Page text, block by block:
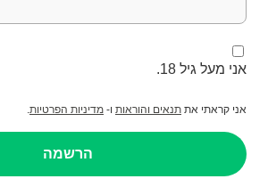
אני מעל גיל 18.
אני קראתי את תנאים והוראות ו- מדיניות הפרטיות.
הרשמה